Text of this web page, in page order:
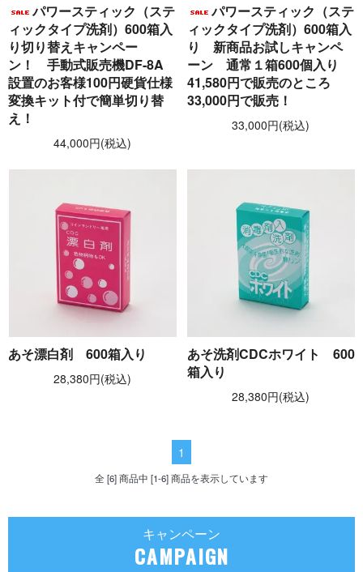
パワースティック（ステ
ィックタイプ洗剤）600箱入
り切り替えキャンペー
ン！ 手動式販売機DF-8A
設置のお客様100円硬貨仕様
変換キット付で簡単切り替
え！
44,000円(税込)
パワースティック（ステ
ィックタイプ洗剤）600箱入
り 新商品お試しキャンペ
ーン 通常１箱600個入り
41,580円で販売のところ
33,000円で販売！
33,000円(税込)
あそ漂白剤 600箱入り
28,380円(税込)
あそ洗剤CDCホワイト 600
箱入り
28,380円(税込)
1
全 [6] 商品中 [1-6] 商品を表示しています
キャンペーン
CAMPAIGN